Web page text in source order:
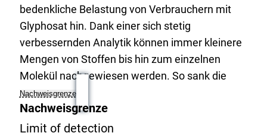
bedenkliche Belastung von Verbrauchern mit
Glyphosat hin. Dank einer sich stetig
verbessernden Analytik können immer kleinere
Mengen von Stoffen bis hin zum einzelnen
Molekül nachgewiesen werden. So sank die
Nachweisgrenze
Nachweisgrenze
Limit of detection